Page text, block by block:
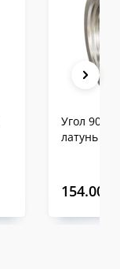
Угол 90
латунь
154.00